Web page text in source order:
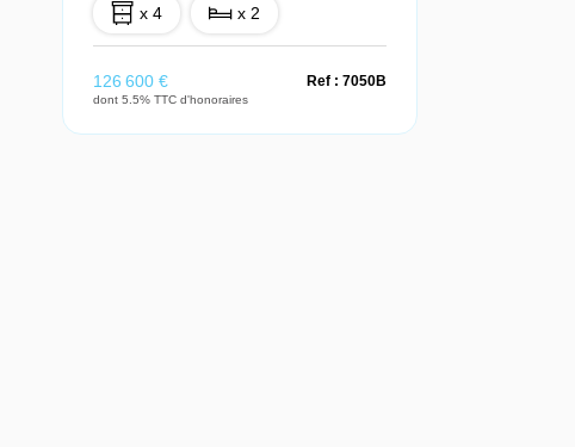
x 4 x 2
126 600 €
dont 5.5% TTC d'honoraires
Ref : 7050B